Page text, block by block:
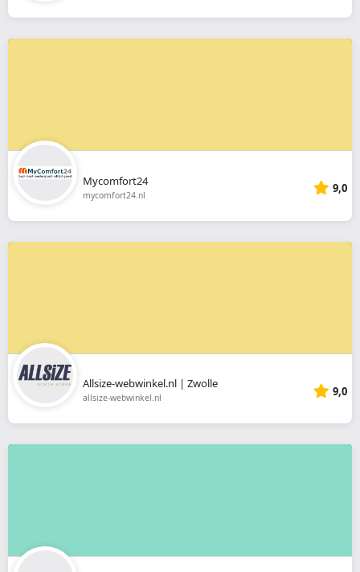
Mycomfort24
mycomfort24.nl 9,0
Allsize-webwinkel.nl | Zwolle
allsize-webwinkel.nl 9,0